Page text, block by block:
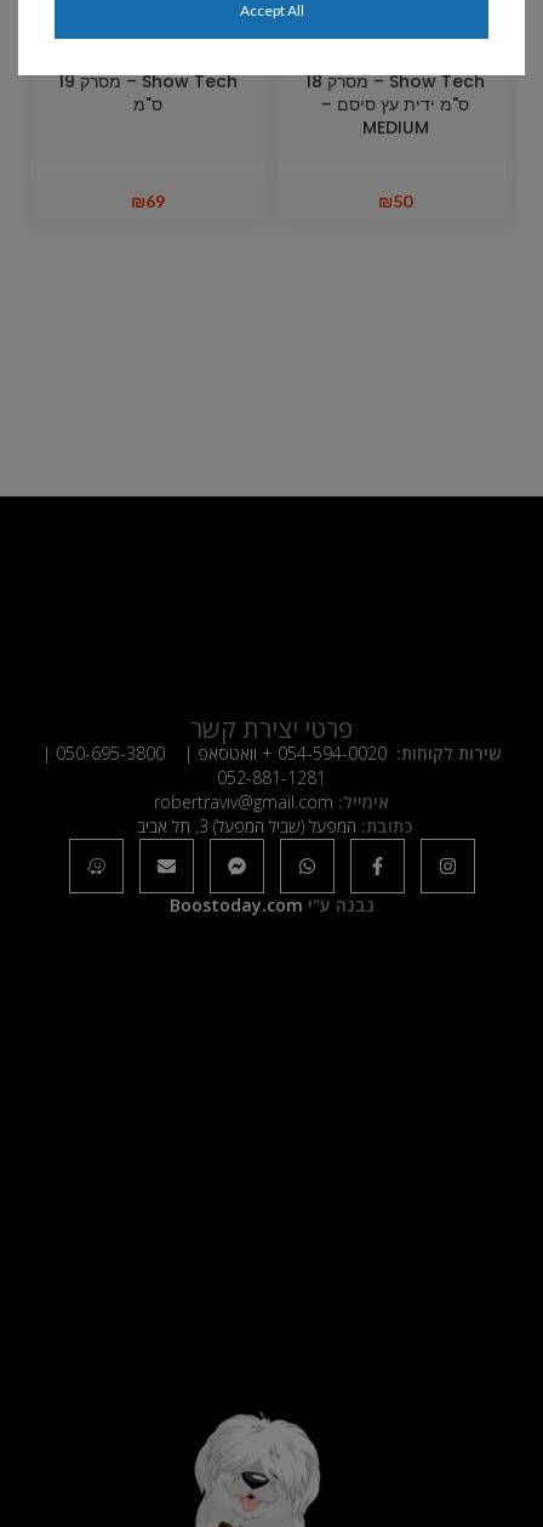
Show Tech – מסרק 18
ס"מ ידית עץ סיסם –
MEDIUM
₪50
Show Tech – מסרק 19
ס"מ
₪69
פרטי יצירת קשר
שירות לקוחות: 054-594-0020 + וואטסאפ | 050-695-3800
|
052-881-1281
אימייל: robertraviv@gmail.com
כתובת: המפעל (שביל המפעל) 3, תל אביב
נבנה ע"י Boostoday.com
Accept All